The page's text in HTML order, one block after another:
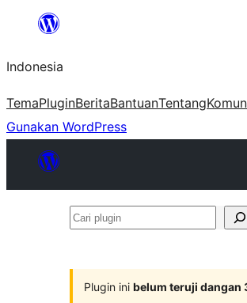
Lewati
konten
Indonesia
TemaPluginBeritaBantuanTentang
Gunakan WordPress
Cari
Plugin ini belum teruji dangan